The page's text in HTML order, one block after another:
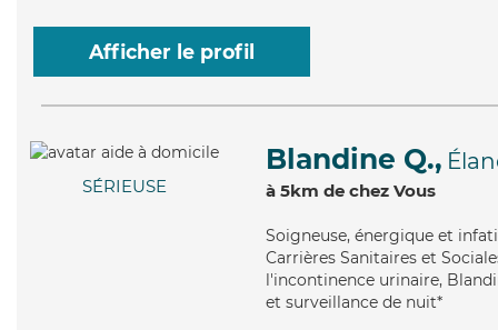
Afficher le profil
SÉRIEUSE
Blandine Q.,
à 5km de chez Vous
Soigneuse, énergique et
Carrières Sanitaires et
l'incontinence urinaire,
et surveillance de nuit*